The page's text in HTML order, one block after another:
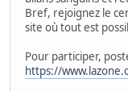
Bref, rejoignez le
site où tout est
Pour participer,
https://